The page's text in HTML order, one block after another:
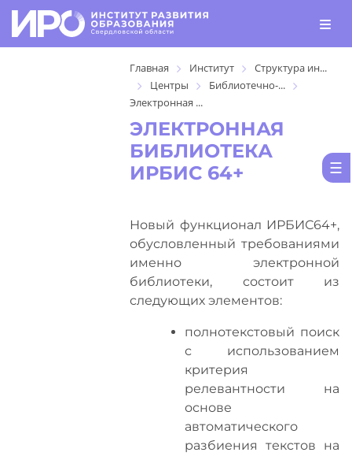
Главная Институт
Структура ин...
Центры
Библиотечно-...
Электронная ...
ЭЛЕКТРОННАЯ
БИБЛИОТЕКА
ИРБИС 64+
Новый функционал ИРБИС64+,
обусловленный требованиями
именно электронной
библиотеки, состоит из
следующих элементов:
полнотекстовый поиск
с использованием
критерия
релевантности на
основе
автоматического
разбиения текстов на